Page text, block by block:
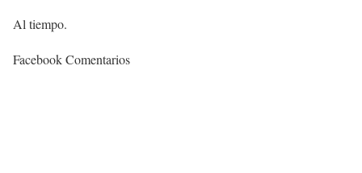
Al tiempo.
Facebook Comentarios